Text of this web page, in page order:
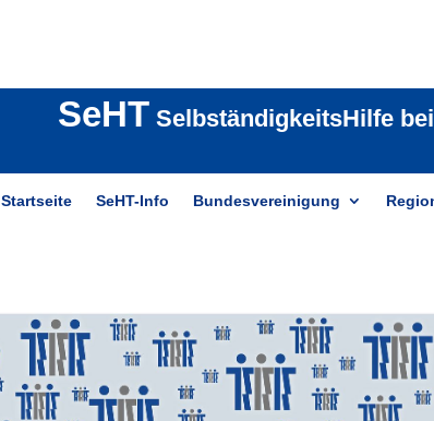
SeHT SelbständigkeitsHilfe
Startseite SeHT-Info Bundesvereinigung